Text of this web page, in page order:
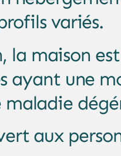
variés.
la maison
ayant une
maladie
aux